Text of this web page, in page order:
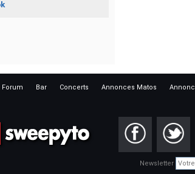
Forum Bar Concerts Annonces Matos
Newsletter